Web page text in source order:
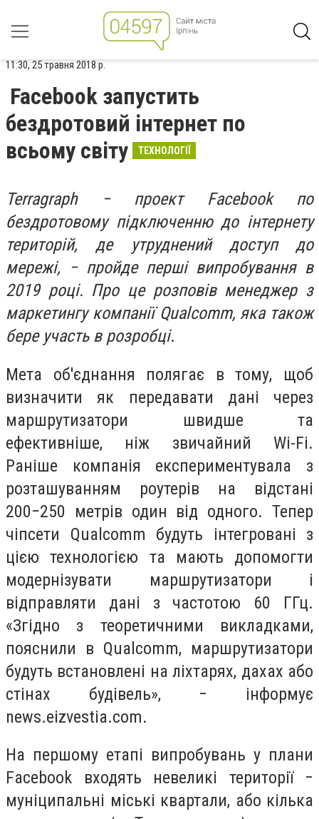
11:30, 25 травня 2018 р.
Facebook запустить
бездротовий інтернет по
всьому світу
ТЕХНОЛОГІЇ
Terragraph − проект Facebook по
бездротовому підключенню до інтернету
територій, де утруднений доступ до
мережі, − пройде перші випробування в
2019 році. Про це розповів менеджер з
маркетингу компанії Qualcomm, яка також
бере участь в розробці.
Мета об'єднання полягає в тому, щоб
визначити як передавати дані через
маршрутизатори швидше та
ефективніше, ніж звичайний Wi-Fi.
Раніше компанія експериментувала з
розташуванням роутерів на відстані
200−250 метрів один від одного. Тепер
чіпсети Qualcomm будуть інтегровані з
цією технологією та мають допомогти
модернізувати маршрутизатори і
відправляти дані з частотою 60 ГГц.
«Згідно з теоретичними викладками,
пояснили в Qualcomm, маршрутизатори
будуть встановлені на ліхтарях, дахах або
стінах будівель», − інформує
news.eizvestia.com.
На першому етапі випробувань у плани
Facebook входять невеликі території −
муніципальні міські квартали, або кілька